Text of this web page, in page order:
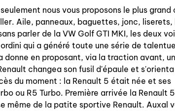
nous vous proposons le plus grand
Aile, panneaux, baguettes, jonc, liserets,
parler de la VW Golf GTI MKI, les deux
qui a généré toute une série de
donne en proposant, via la traction avant,
changea son fusil d'épaule et
du moment : la Renault 5 était née et ses
ou R5 Turbo. Première arrivée la Renault
de la patite sportive Renault. Auxal